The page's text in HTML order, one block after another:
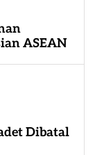
ASEAN
Dibatal